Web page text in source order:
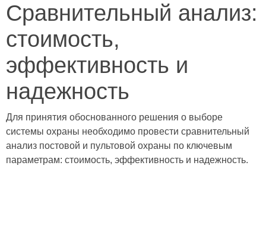
Сравнительный анализ:
стоимость,
эффективность и
надежность
Для принятия обоснованного решения о выборе
системы охраны необходимо провести сравнительный
анализ постовой и пультовой охраны по ключевым
параметрам: стоимость, эффективность и надежность.